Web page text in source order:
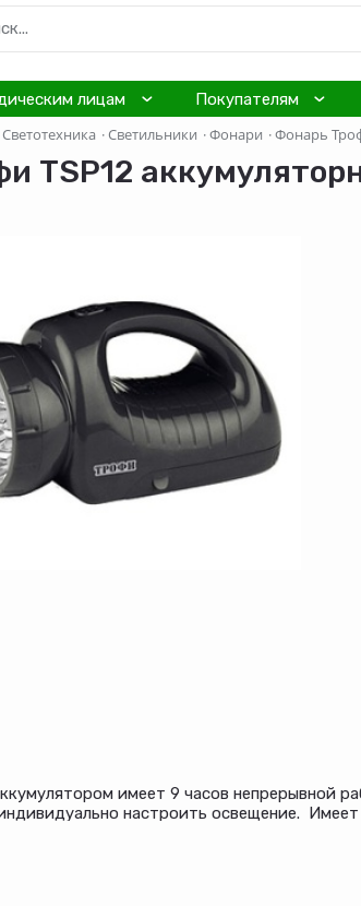
лицам Покупателям
Светотехника ·Светильники ·Фонари ·Фонарь
TSP12
имеет 9 часов непрерывной
настроить освещение.
степень защиты от пыли и влаги позволит